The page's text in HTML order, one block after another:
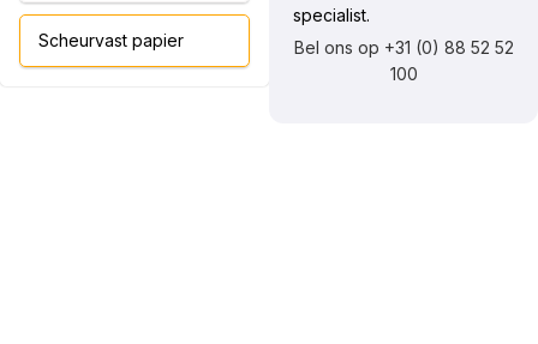
Scheurvast papier
specialist.
Bel ons op +31 (0) 88 52 52
100